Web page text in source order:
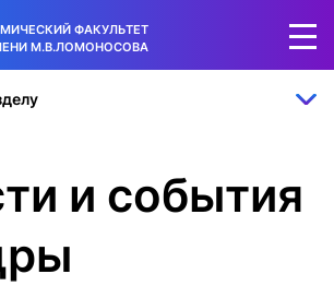
ФАКУЛЬТЕТ
М.В.ЛОМОНОСОВА
и события